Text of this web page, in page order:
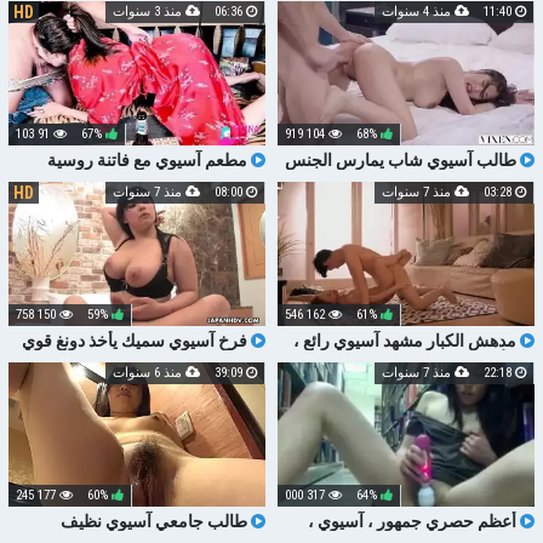
طالب آسيوي شاب يمارس الجنس
مع الجار
68%
104 919
11:40 منذ 4 سنوات
مطعم آسيوي مع فاتنة روسية
67%
91 103
06:36 منذ 3 سنوات HD
مدهش الكبار مشهد آسيوي رائع ،
إنه لأمر مدهش
61%
162 546
03:28 منذ 7 سنوات
فرخ آسيوي سميك يأخذ دونغ قوي
في سمورها
59%
150 758
08:00 منذ 7 سنوات HD
أعظم حصري جمهور ، آسيوي ،
64%
317 000
22:18 منذ 7 سنوات
طالب جامعي آسيوي نظيف
60%
177 245
39:09 منذ 6 سنوات